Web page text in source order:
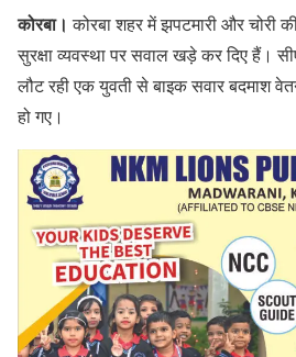
कोरबा।कोरबा शहर में झपटमारी और
सुरक्षा व्यवस्था पर सवाल खड़े कर दिए हैं।
लौट रही एक युवती से बाइक सवार बदमाश
हो गए।